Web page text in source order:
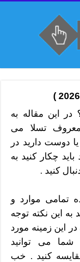
این مقاله به
تسلا می
دوست دارید در
باید چکار کنید به
کنید .
تمامی موارد و
این نکته توجه
این زمینه مورد
می توانید
کنید . خب